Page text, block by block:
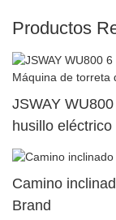
Productos
JSWAY
husillo
superior dual117
Camino
Brand